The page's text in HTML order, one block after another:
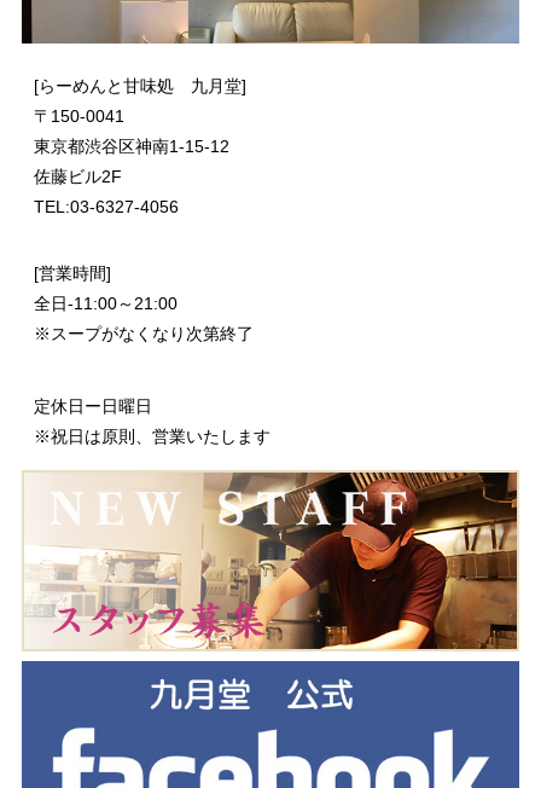
[らーめんと甘味処 九月堂]
〒 150-0041
東京都渋谷区神南1-15-12
佐藤ビル2F
TEL:03-6327-4056
[営業時間]
全日-11:00～21:00
※スープがなくなり次第終了
定休日ー日曜日
※祝日は原則、営業いたします